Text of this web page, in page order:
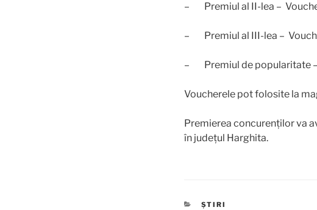
– Premiul al II-lea –
– Premiul al III-lea –
– Premiul de popularitate –
Voucherele pot folosite la
Premierea concurenților va
în județul Harghita.
KATEGÓRIÁK
ȘTIRI